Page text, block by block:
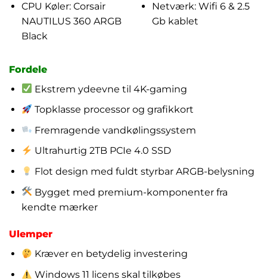
CPU Køler: Corsair
NAUTILUS 360 ARGB
Black
Netværk: Wifi 6 & 2.5
Gb kablet
Fordele
Ekstrem ydeevne til 4K-gaming
Topklasse processor og grafikkort
Fremragende vandkølingssystem
Ultrahurtig 2TB PCIe 4.0 SSD
Flot design med fuldt styrbar ARGB-belysning
Bygget med premium-komponenter fra
kendte mærker
Ulemper
Kræver en betydelig investering
Windows 11 licens skal tilkøbes